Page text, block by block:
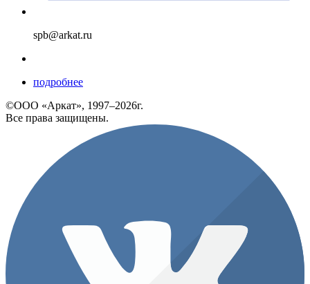
spb@arkat.ru
подробнее
©ООО «Аркат», 1997–2026г.
Все права защищены.